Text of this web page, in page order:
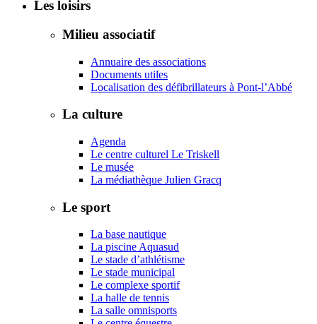
Les loisirs
Milieu associatif
Annuaire des associations
Documents utiles
Localisation des défibrillateurs à Pont-l’Abbé
La culture
Agenda
Le centre culturel Le Triskell
Le musée
La médiathèque Julien Gracq
Le sport
La base nautique
La piscine Aquasud
Le stade d’athlétisme
Le stade municipal
Le complexe sportif
La halle de tennis
La salle omnisports